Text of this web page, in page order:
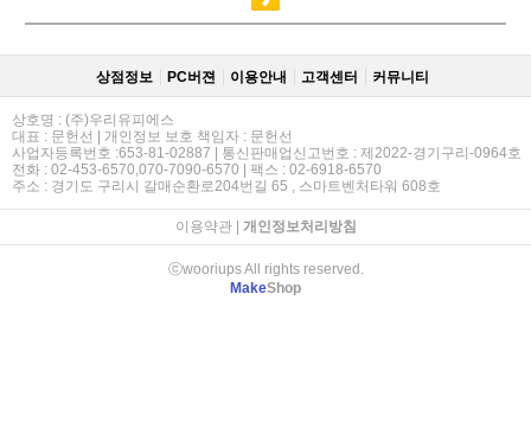
상점정보 PC버젼 이용안내 고객센터 커뮤니티
상호명 : (주)우리유피에스
대표 : 문헌선 | 개인정보 보호 책임자 : 문헌선
사업자등록번호 :653-81-02887 | 통신판매업신고번호 : 제2022-경기구리-0964호
전화 : 02-453-6570,070-7090-6570 | 팩스 : 02-6918-6570
주소 : 경기도 구리시 갈매순환로204번길 65 , 스마트벤처타워 608호
이용약관| 개인정보처리방침
ⓒwooriups All rights reserved.
MakeShop